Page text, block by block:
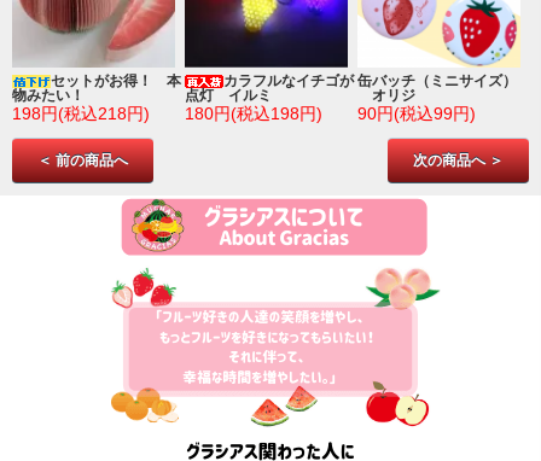
セットがお得！ 本
物みたい！
198円(税込218円)
カラフルなイチゴが
点灯 イルミ
180円(税込198円)
缶バッチ（ミニサイズ）
オリジ
90円(税込99円)
＜ 前の商品へ 次の商品へ ＞